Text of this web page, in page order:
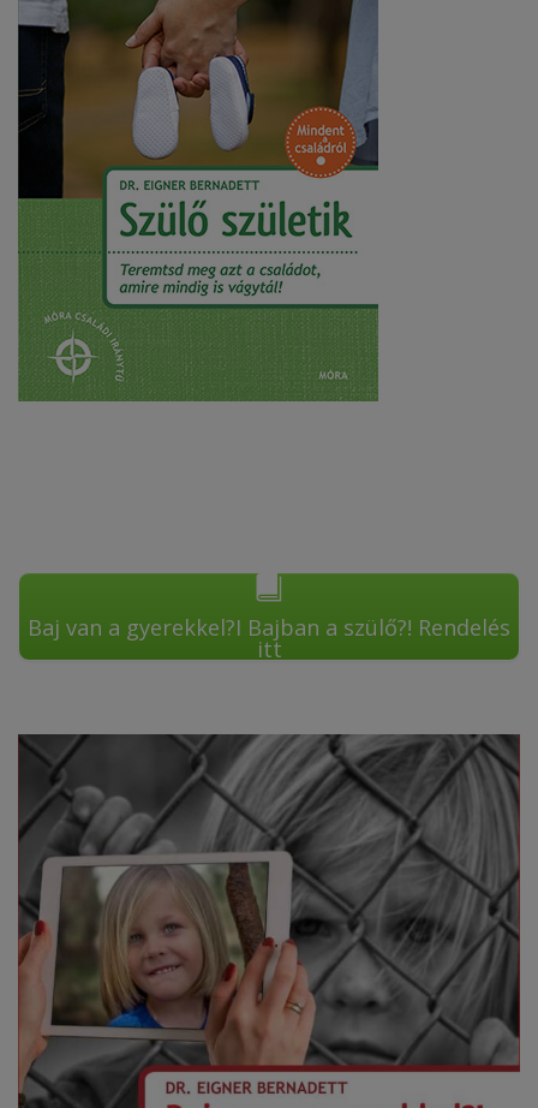
Baj van a gyerekkel?I Bajban a szülő?! Rendelés
itt